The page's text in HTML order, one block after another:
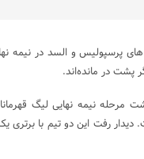
پرسپولیس و السد در نیمه
پشت در مانده‌اند.
رفت این دو تیم با برتری